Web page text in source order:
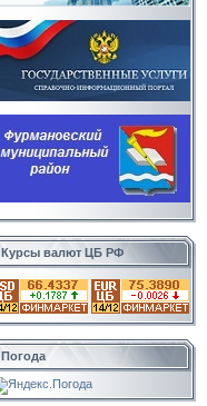
Курсы валют ЦБ РФ
Погода